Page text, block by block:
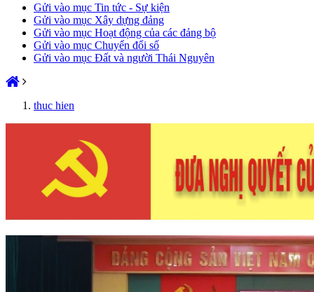
Gửi vào mục Tin tức - Sự kiện
Gửi vào mục Xây dựng đảng
Gửi vào mục Hoạt động của các đảng bộ
Gửi vào mục Chuyển đổi số
Gửi vào mục Đất và người Thái Nguyên
thuc hien